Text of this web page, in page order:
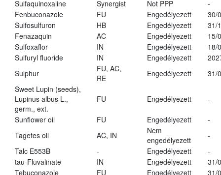
Sulfaquinoxaline
Synergist Not PPP
-
Fenbuconazole
FU Engedélyezett
30/
Sulfosulfuron
HB Engedélyezett
31/
Fenazaquin
AC Engedélyezett
15/
Sulfoxaflor
IN Engedélyezett
18/
Sulfuryl fluoride
IN Engedélyezett
Sulphur
FU, AC,
RE
Engedélyezett
31/
Sweet Lupin (seeds),
Lupinus albus L.,
germ., ext.
FU Engedélyezett -
Sunflower oil FU Engedélyezett
-
Tagetes oil
AC, IN
Nem
engedélyezett
-
Talc E553B
- Engedélyezett
-
tau-Fluvalinate
IN Engedélyezett
31/
Tebuconazole
FU Engedélyezett
31/